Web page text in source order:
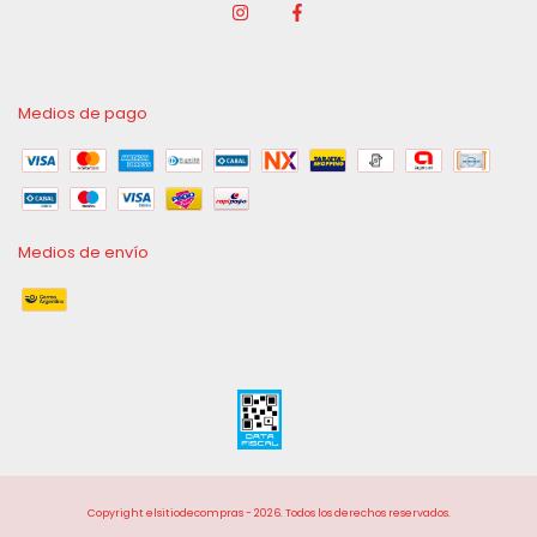
Medios de pago
Medios de envío
Copyright elsitiodecompras - 2026. Todos los derechos reservados.